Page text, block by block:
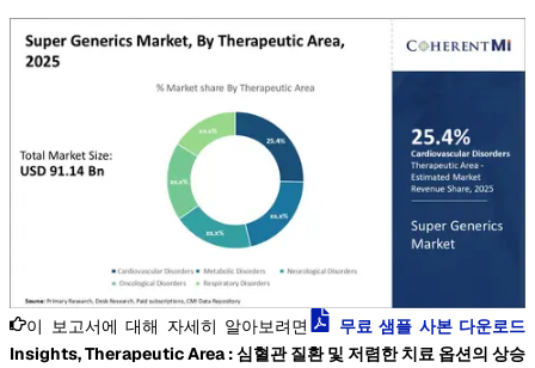
이 보고서에 대해 자세히 알아보려면
무료 샘플 사본 다운로드
Insights, Therapeutic Area : 심혈관 질환 및 저렴한 치료 옵션의 상승